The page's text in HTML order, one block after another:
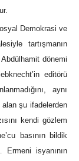
Demokrasi ve
tartışmanın
Abdülhamit dönemi
editörü
aynı
alan şu ifadelerden
kendi gözlem
basının bildik
isyanının